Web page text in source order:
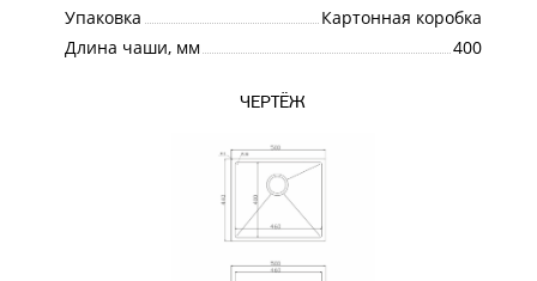
Упаковка
Картонная коробка
Длина чаши, мм
400
ЧЕРТЁЖ